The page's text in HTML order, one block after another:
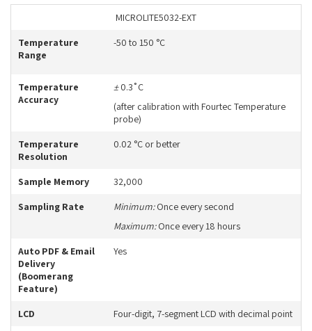
MICROLITE5032-EXT
Temperature
Range
-50 to 150 °C
Temperature
Accuracy
±0.3˚C
(after calibration with Fourtec Temperature
probe)
Temperature
Resolution
0.02 °C or better
Sample Memory
32,000
Sampling Rate
Minimum:Once every second
Maximum:Once every 18 hours
Auto PDF & Email
Delivery
(Boomerang
Feature)
Yes
LCD
Four-digit, 7-segment LCD with decimal point